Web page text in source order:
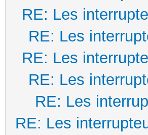
RE: Les
RE: Les
RE: Les
RE: Les
RE: Les
RE: Les